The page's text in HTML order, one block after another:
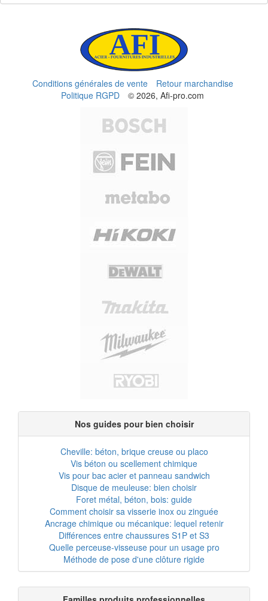
Conditions générales de vente
Retour marchandise
Politique RGPD
© 2026, Afi-pro.com
Nos guides pour bien choisir
Cheville: béton, brique creuse ou placo
Vis béton ou scellement chimique
Vis pour bac acier et panneau sandwich
Disque de meuleuse: bien choisir
Foret métal, béton, bois: guide
Comment choisir sa visserie inox ou zinguée
Ancrage chimique ou mécanique: lequel retenir
Différences entre chaussures S1P et S3
Quelle perceuse-visseuse pour un usage pro
Méthode de pose d'une clôture rigide